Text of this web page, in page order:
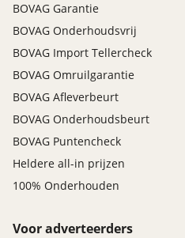
BOVAG Garantie
BOVAG Onderhoudsvrij
BOVAG Import Tellercheck
BOVAG Omruilgarantie
BOVAG Afleverbeurt
BOVAG Onderhoudsbeurt
BOVAG Puntencheck
Heldere all-in prijzen
100% Onderhouden
Voor adverteerders